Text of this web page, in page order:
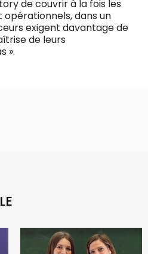
de couvrir à la fois les
dans un
exigent davantage de
de leurs
».